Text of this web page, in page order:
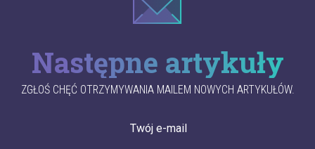
Następne artykuły
ZGŁOŚ CHĘĆ OTRZYMYWANIA MAILEM NOWYCH ARTYKUŁÓW.
Twój e-mail